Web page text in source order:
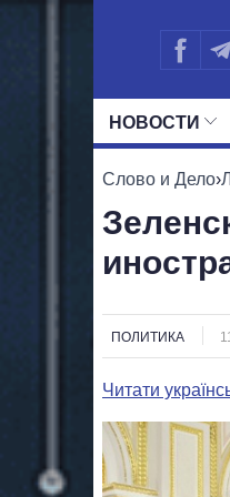
НОВОСТИ
Слово и Дело›
ПОЛИТИКА
Читати